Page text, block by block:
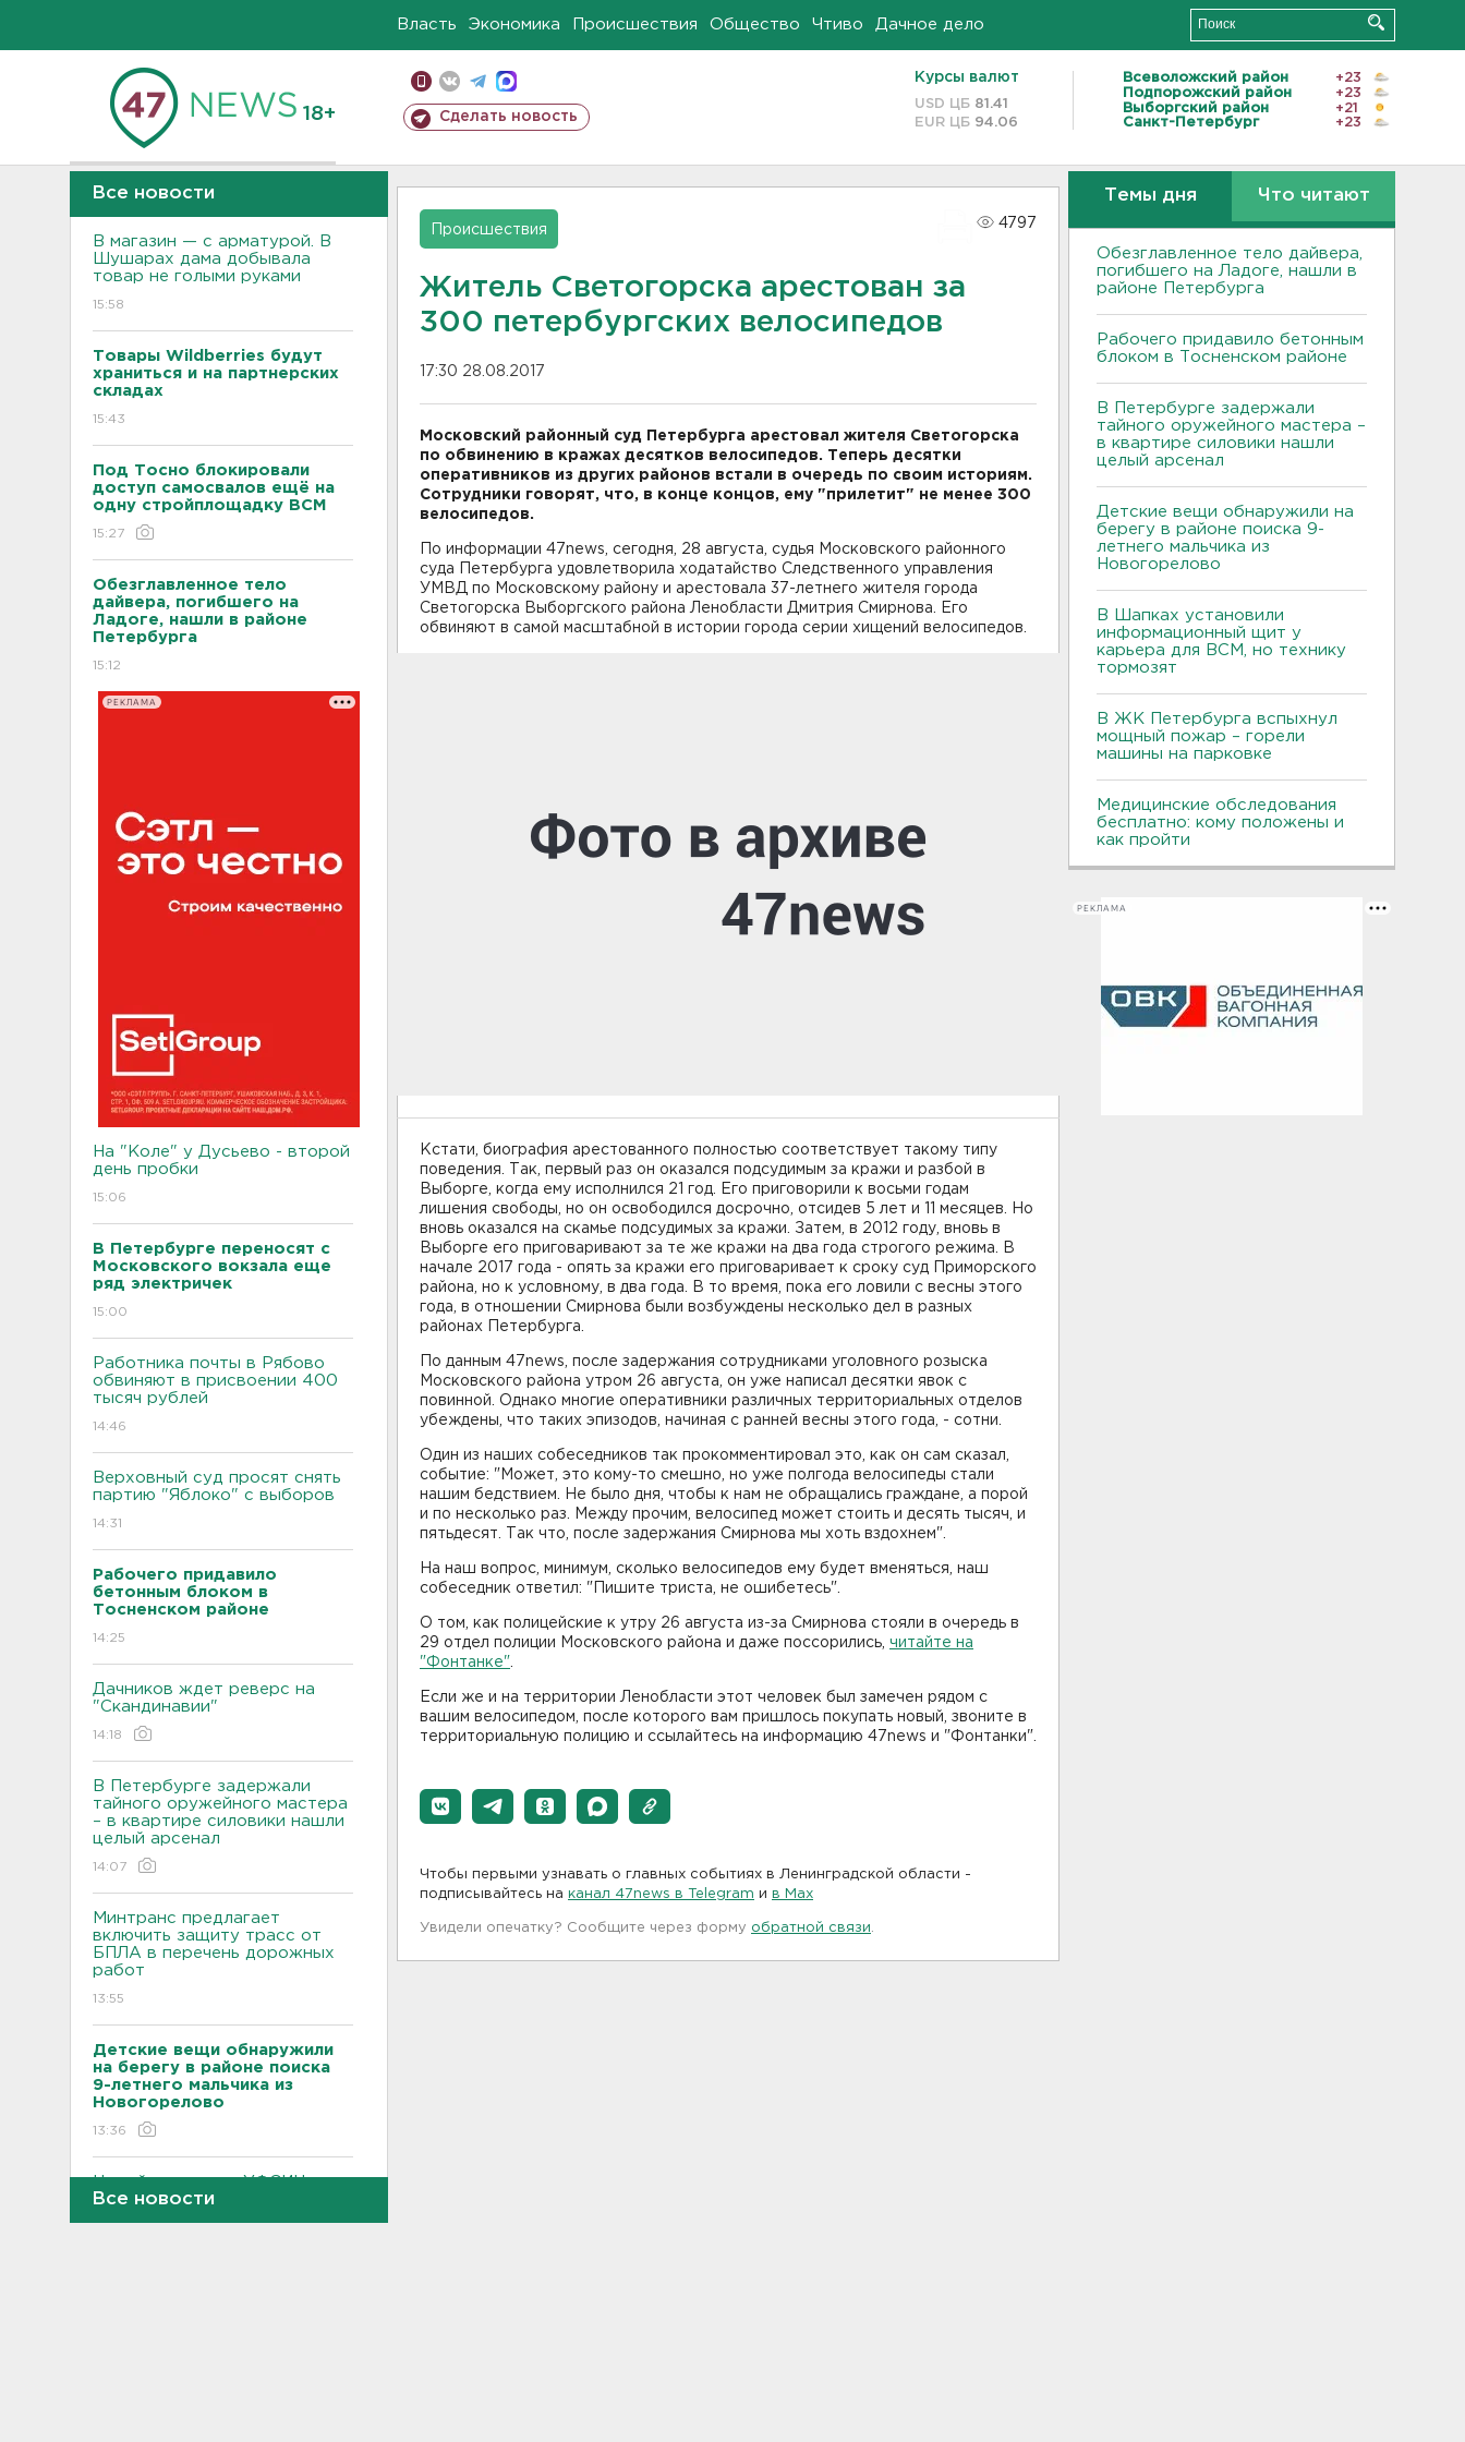
Власть Экономика Происшествия Общество Чтиво Дачное дело
18+ Сделать новость
Курсы валют
USD ЦБ 81.41
EUR ЦБ 94.06
Всеволожский район
+23
Подпорожский район
+23
Выборгский район
+21
Санкт-Петербург
+23
Все новости
В магазин — с арматурой. В
Шушарах дама добывала
товар не голыми руками
15:58
Товары Wildberries будут
храниться и на партнерских
складах
15:43
Под Тосно блокировали
доступ самосвалов ещё на
одну стройплощадку ВСМ
15:27
Обезглавленное тело
дайвера, погибшего на
Ладоге, нашли в районе
Петербурга
15:12
РЕКЛАМА
На "Коле" у Дусьево - второй
день пробки
15:06
В Петербурге переносят с
Московского вокзала еще
ряд электричек
15:00
Работника почты в Рябово
обвиняют в присвоении 400
тысяч рублей
14:46
Верховный суд просят снять
партию "Яблоко" с выборов
14:31
Рабочего придавило
бетонным блоком в
Тосненском районе
14:25
Дачников ждет реверс на
"Скандинавии"
14:18
В Петербурге задержали
тайного оружейного мастера
– в квартире силовики нашли
целый арсенал
14:07
Минтранс предлагает
включить защиту трасс от
БПЛА в перечень дорожных
работ
13:55
Детские вещи обнаружили
на берегу в районе поиска
9-летнего мальчика из
Новогорелово
13:36
Новый начальник УФСИН
появился в Петербурге и
Все новости
Происшествия
4797
Житель Светогорска арестован за
300 петербургских велосипедов
17:30 28.08.2017
Московский районный суд Петербурга арестовал жителя Светогорска
по обвинению в кражах десятков велосипедов. Теперь десятки
оперативников из других районов встали в очередь по своим историям.
Сотрудники говорят, что, в конце концов, ему "прилетит" не менее 300
велосипедов.
По информации 47news, сегодня, 28 августа, судья Московского районного
суда Петербурга удовлетворила ходатайство Следственного управления
УМВД по Московскому району и арестовала 37-летнего жителя города
Светогорска Выборгского района Ленобласти Дмитрия Смирнова. Его
обвиняют в самой масштабной в истории города серии хищений велосипедов.
Кстати, биография арестованного полностью соответствует такому типу
поведения. Так, первый раз он оказался подсудимым за кражи и разбой в
Выборге, когда ему исполнился 21 год. Его приговорили к восьми годам
лишения свободы, но он освободился досрочно, отсидев 5 лет и 11 месяцев. Но
вновь оказался на скамье подсудимых за кражи. Затем, в 2012 году, вновь в
Выборге его приговаривают за те же кражи на два года строгого режима. В
начале 2017 года - опять за кражи его приговаривает к сроку суд Приморского
района, но к условному, в два года. В то время, пока его ловили с весны этого
года, в отношении Смирнова были возбуждены несколько дел в разных
районах Петербурга.
По данным 47news, после задержания сотрудниками уголовного розыска
Московского района утром 26 августа, он уже написал десятки явок с
повинной. Однако многие оперативники различных территориальных отделов
убеждены, что таких эпизодов, начиная с ранней весны этого года, - сотни.
Один из наших собеседников так прокомментировал это, как он сам сказал,
событие: "Может, это кому-то смешно, но уже полгода велосипеды стали
нашим бедствием. Не было дня, чтобы к нам не обращались граждане, а порой
и по несколько раз. Между прочим, велосипед может стоить и десять тысяч, и
пятьдесят. Так что, после задержания Смирнова мы хоть вздохнем".
На наш вопрос, минимум, сколько велосипедов ему будет вменяться, наш
собеседник ответил: "Пишите триста, не ошибетесь".
О том, как полицейские к утру 26 августа из-за Смирнова стояли в очередь в
29 отдел полиции Московского района и даже поссорились, читайте на
"Фонтанке"
Если же и на территории Ленобласти этот человек был замечен рядом с
вашим велосипедом, после которого вам пришлось покупать новый, звоните в
территориальную полицию и ссылайтесь на информацию 47news и "Фонтанки".
Чтобы первыми узнавать о главных событиях в Ленинградской области -
подписывайтесь на канал 47news в Telegram и в Maх
Увидели опечатку? Сообщите через форму обратной связи
Темы дня Что читают
Обезглавленное тело дайвера,
погибшего на Ладоге, нашли в
районе Петербурга
Рабочего придавило бетонным
блоком в Тосненском районе
В Петербурге задержали
тайного оружейного мастера –
в квартире силовики нашли
целый арсенал
Детские вещи обнаружили на
берегу в районе поиска 9-
летнего мальчика из
Новогорелово
В Шапках установили
информационный щит у
карьера для ВСМ, но технику
тормозят
В ЖК Петербурга вспыхнул
мощный пожар – горели
машины на парковке
Медицинские обследования
бесплатно: кому положены и
как пройти
РЕКЛАМА